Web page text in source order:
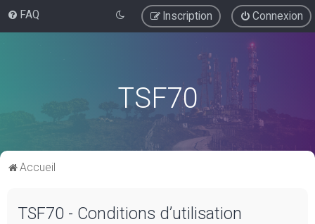
FAQ Connexion
Inscription
TSF70
Accueil
TSF70 - Conditions d’utilisation